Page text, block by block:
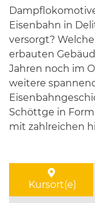
Eisenbahn in
versorgt?
erbauten
Jahren noch im
weitere
Schöttge in
mit zahlreichen
Kursort(e)